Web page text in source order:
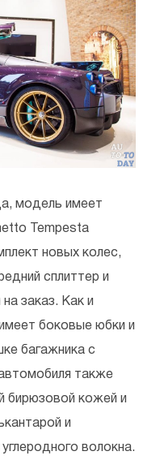
модель имеет
Tempesta
новых колес,
сплиттер и
заказ. Как и
боковые юбки и
багажника с
также
бирюзовой кожей и
и
волокна.